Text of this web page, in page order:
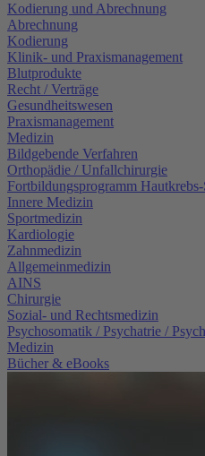
Kodierung und Abrechnung
Abrechnung
Kodierung
Klinik- und Praxismanagement
Blutprodukte
Recht / Verträge
Gesundheitswesen
Praxismanagement
Medizin
Bildgebende Verfahren
Orthopädie / Unfallchirurgie
Fortbildungsprogramm
Innere Medizin
Sportmedizin
Kardiologie
Zahnmedizin
Allgemeinmedizin
AINS
Chirurgie
Sozial- und Rechtsmedizin
Psychosomatik / Psychatrie /
Medizin
Bücher & eBooks